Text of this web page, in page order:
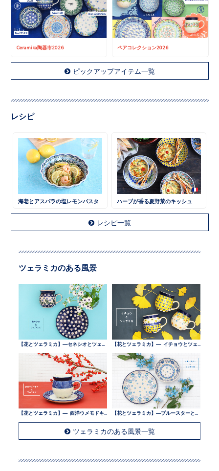
Ceramika陶器市2026 ペアコレクション2026
ピックアップアイテム一覧
レシピ
海老とアスパラの塩レモンパスタ ハーブが香る夏野菜のキッシュ
レシピ一覧
ツェラミカのある風景
ツェラミカのある風景一覧